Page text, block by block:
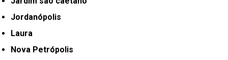
Jordanópolis
Laura
Nova Petrópolis